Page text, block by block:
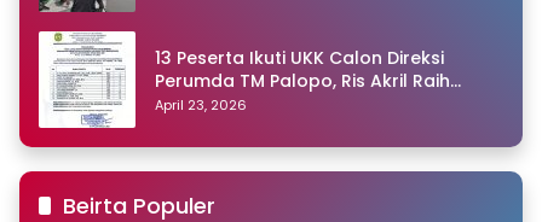
13 Peserta Ikuti UKK Calon Direksi
Perumda TM Palopo, Ris Akril Raih
Peringkat Pertama
April 23, 2026
Beirta Populer